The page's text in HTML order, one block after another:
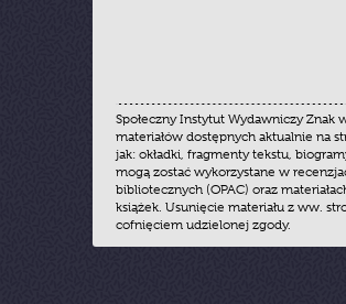
Społeczny Instytut Wydawniczy Znak
materiałów dostępnych aktualnie na
jak: okładki, fragmenty tekstu,
mogą zostać wykorzystane w
bibliotecznych (OPAC) oraz
książek. Usunięcie materiału z ww.
cofnięciem udzielonej zgody.